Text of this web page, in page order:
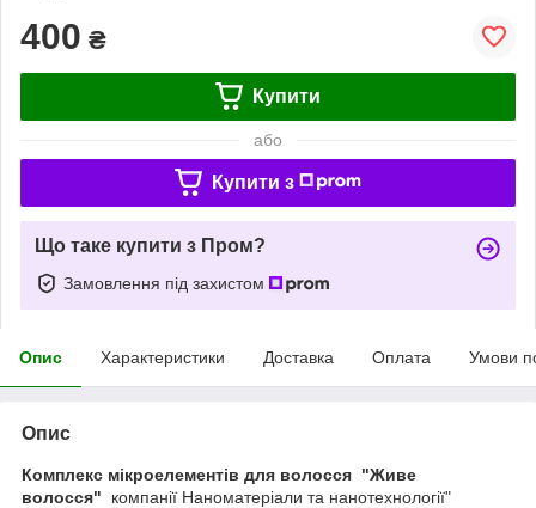
400 ₴
Купити
або
Купити з
Що таке купити з Пром?
Замовлення під захистом
Опис Характеристики Доставка Оплата Умови
Опис
Комплекс мікроелементів для волосся "Живе
волосся" компанії Наноматеріали та нанотехнології"